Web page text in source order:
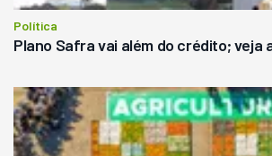
Política
Plano Safra vai além do crédito; veja